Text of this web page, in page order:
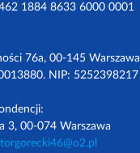
1884 8633 6000 0001
76a, 00-145 Warszawa
NIP: 5252398217
3, 00-074 Warszawa